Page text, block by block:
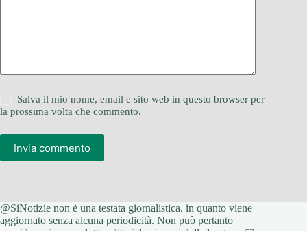
Salva il mio nome, email e sito web in questo browser per
la prossima volta che commento.
Invia commento
@SiNotizie non è una testata giornalistica, in quanto viene
aggiornato senza alcuna periodicità. Non può pertanto